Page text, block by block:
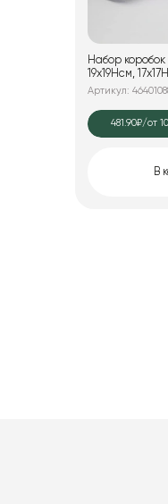
Набор
19x19Hсм,
сиреневый
Артикул:
481.90₽/от
В